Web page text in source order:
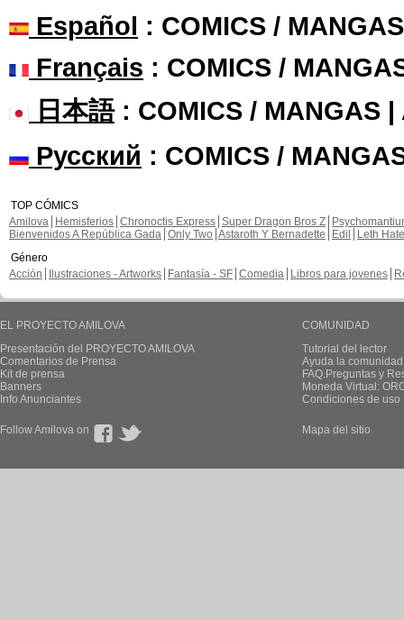
Español : COMICS /
Français : COMICS /
日本語: COMICS / MANGAS |
Русский : COMICS /
TOP CÓMICS
Amilova
Hemisferios Chronoctis Express Super Dragon Bros Z
Bienvenidos A República Gada Only Two Astaroth Y Bernadette Edil
Leth Hate
Género
Acción
Ilustraciones - Artworks Fantasía - SF Comedia Libros para jovenes
EL PROYECTO AMILOVA
Presentación del PROYECTO AMILOVA
Comentarios de Prensa
Kit de prensa
Banners
Info Anunciantes
COMUNIDAD
Tutorial del lector
Ayuda la
FAQ.Preguntas y
Moneda Virtual:
Condiciones de uso
Follow Amilova on Mapa del sitio